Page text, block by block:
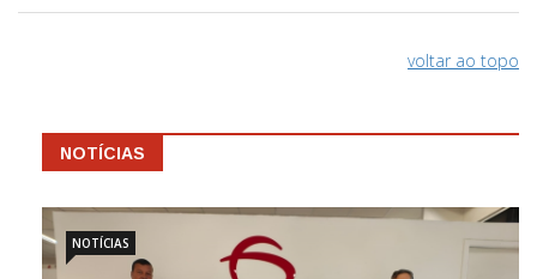
voltar ao topo
NOTÍCIAS
NOTÍCIAS